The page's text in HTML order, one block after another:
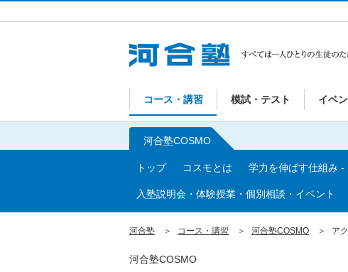
コース・講習 模試・テスト イベ
河合塾COSMO
トップ コスモとは 学力を伸ばす仕組み
入塾説明会・体験授業・個別相談・イベント
河合塾 コース・講習 河合塾COSMO ア
河合塾COSMO